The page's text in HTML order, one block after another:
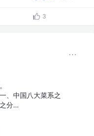
3
、中国八大菜系之
分…